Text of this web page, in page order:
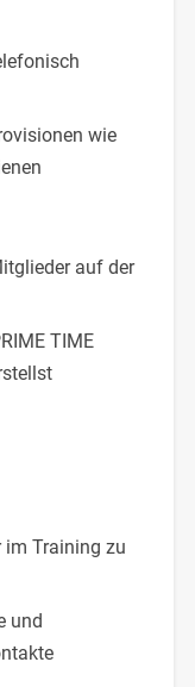
wie
auf der
TIME
im Training zu
und